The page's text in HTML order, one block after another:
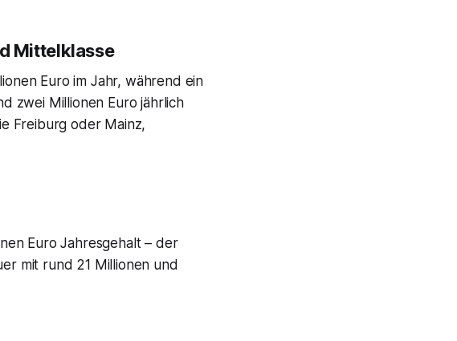
Mittelklasse
Euro im Jahr, während ein
zwei Millionen Euro jährlich
Freiburg oder Mainz,
Euro Jahresgehalt – der
mit rund 21 Millionen und